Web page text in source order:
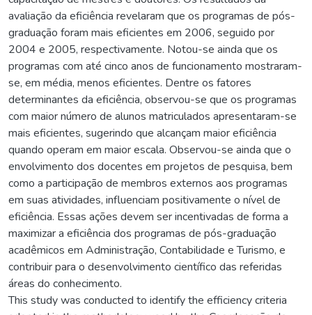
avaliação da eficiência revelaram que os programas de pós-
graduação foram mais eficientes em 2006, seguido por
2004 e 2005, respectivamente. Notou-se ainda que os
programas com até cinco anos de funcionamento mostraram-
se, em média, menos eficientes. Dentre os fatores
determinantes da eficiência, observou-se que os programas
com maior número de alunos matriculados apresentaram-se
mais eficientes, sugerindo que alcançam maior eficiência
quando operam em maior escala. Observou-se ainda que o
envolvimento dos docentes em projetos de pesquisa, bem
como a participação de membros externos aos programas
em suas atividades, influenciam positivamente o nível de
eficiência. Essas ações devem ser incentivadas de forma a
maximizar a eficiência dos programas de pós-graduação
acadêmicos em Administração, Contabilidade e Turismo, e
contribuir para o desenvolvimento científico das referidas
áreas do conhecimento.
This study was conducted to identify the efficiency criteria